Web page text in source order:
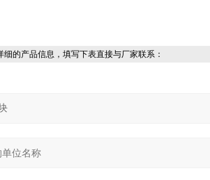
的产品信息，填写下表直接与厂家联系：